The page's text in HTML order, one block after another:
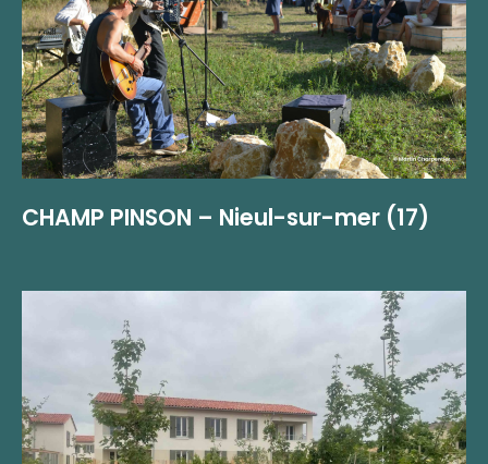
CHAMP PINSON – Nieul-sur-mer (17)